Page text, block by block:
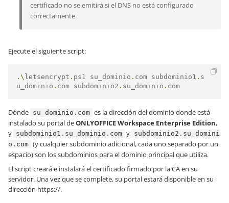
certificado no se emitirá si el DNS no está configurado
correctamente.
Ejecute el siguiente script:
.\ letsencrypt . ps1 su_dominio . com subdominio1 . s
u_dominio . com subdominio2 . su_dominio . com
Dónde su_dominio.com es la dirección del dominio donde está
instalado su portal deONLYOFFICE Workspace Enterprise Edition,
y subdominio1.su_dominio.com y subdominio2.su_domini
o.com (y cualquier subdominio adicional, cada uno separado por un
espacio) son los subdominios para el dominio principal que utiliza.
El script creará e instalará el certificado firmado por la CA en su
servidor. Una vez que se complete, su portal estará disponible en su
dirección https://.